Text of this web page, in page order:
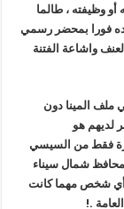
أو وظيفته ، طالما
فورا بمحضر رسمي
واشاعة الفتنة
ملف المينا دون
لديهم هو
فقط من السيسي
محافظ شمال سيناء
أي شخص مهما كانت
.!